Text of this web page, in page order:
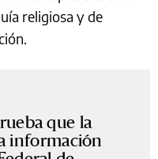
religiosa y de
que la
información